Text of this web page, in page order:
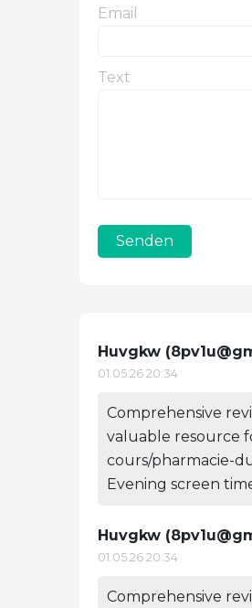
Email
Text
Senden
Huvgkw (
01.05.26 20:34
Comprehensive
valuable resource
cours/pharmacie-
Evening screen
Huvgkw (
01.05.26 20:34
Comprehensive